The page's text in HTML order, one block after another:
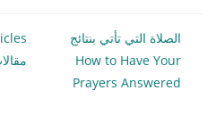
الصلاة التي تأتي بنتائج
How to Have Your
Prayers Answered